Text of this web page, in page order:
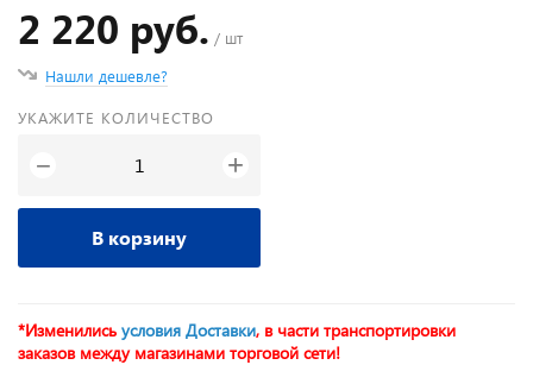
2 220 руб. / шт
Нашли дешевле?
УКАЖИТЕ КОЛИЧЕСТВО
− +
В корзину
*Изменились условия Доставки, в части транспортировки
заказов между магазинами торговой сети!